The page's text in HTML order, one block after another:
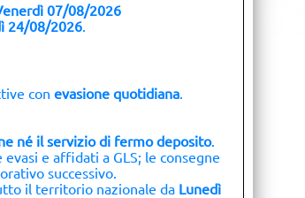
07/08/2026
24/08/2026.
con evasione quotidiana.
né il servizio di fermo deposito.
e affidati a GLS; le consegne
successivo.
il territorio nazionale da Lunedì